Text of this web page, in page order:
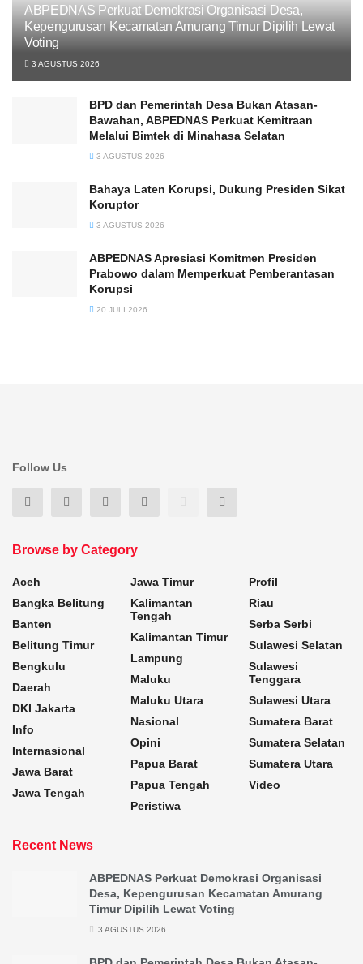
ABPEDNAS Perkuat Demokrasi Organisasi Desa,
Kepengurusan Kecamatan Amurang Timur Dipilih Lewat
Voting
3 AGUSTUS 2026
BPD dan Pemerintah Desa Bukan Atasan-
Bawahan, ABPEDNAS Perkuat Kemitraan
Melalui Bimtek di Minahasa Selatan
3 AGUSTUS 2026
Bahaya Laten Korupsi, Dukung Presiden Sikat
Koruptor
3 AGUSTUS 2026
ABPEDNAS Apresiasi Komitmen Presiden
Prabowo dalam Memperkuat Pemberantasan
Korupsi
20 JULI 2026
Follow Us
Browse by Category
Aceh
Bangka Belitung
Banten
Belitung Timur
Bengkulu
Daerah
DKI Jakarta
Info
Internasional
Jawa Barat
Jawa Tengah
Jawa Timur
Kalimantan
Tengah
Kalimantan Timur
Lampung
Maluku
Maluku Utara
Nasional
Opini
Papua Barat
Papua Tengah
Peristiwa
Profil
Riau
Serba Serbi
Sulawesi Selatan
Sulawesi
Tenggara
Sulawesi Utara
Sumatera Barat
Sumatera Selatan
Sumatera Utara
Video
Recent News
ABPEDNAS Perkuat Demokrasi Organisasi
Desa, Kepengurusan Kecamatan Amurang
Timur Dipilih Lewat Voting
3 AGUSTUS 2026